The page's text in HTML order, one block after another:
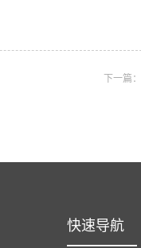
下一篇：
快速导航